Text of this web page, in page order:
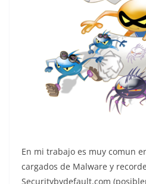
En mi trabajo es muy comun
cargados de Malware y
Securitybydefault.com